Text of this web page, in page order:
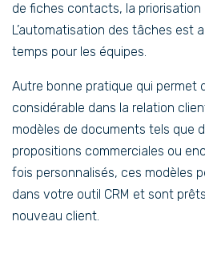
de fiches contacts, la priorisation
L’automatisation des tâches est
temps pour les équipes.
Autre bonne pratique qui permet
considérable dans la relation
modèles de documents tels que
propositions commerciales ou
fois personnalisés, ces modèles
dans votre outil CRM et sont
nouveau client.